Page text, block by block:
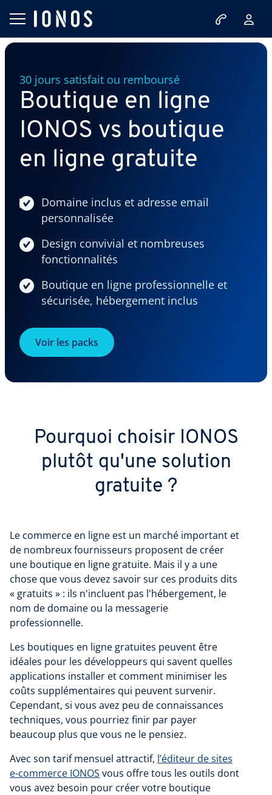
30 jours satisfait ou remboursé
Boutique en ligne
IONOS vs boutique
en ligne gratuite
Domaine inclus et adresse email
personnalisée
Design convivial et nombreuses
fonctionnalités
Boutique en ligne professionnelle et
sécurisée, hébergement inclus
Voir les packs
Pourquoi choisir IONOS
plutôt qu'une solution
gratuite ?
Le commerce en ligne est un marché important et
de nombreux fournisseurs proposent de créer
une boutique en ligne gratuite. Mais il y a une
chose que vous devez savoir sur ces produits dits
« gratuits » : ils n'incluent pas l'hébergement, le
nom de domaine ou la messagerie
professionnelle.
Les boutiques en ligne gratuites peuvent être
idéales pour les développeurs qui savent quelles
applications installer et comment minimiser les
coûts supplémentaires qui peuvent survenir.
Cependant, si vous avez peu de connaissances
techniques, vous pourriez finir par payer
beaucoup plus que vous ne le pensiez.
Avec son tarif mensuel attractif, l’éditeur de sites
e-commerce IONOS vous offre tous les outils dont
vous avez besoin pour créer votre boutique